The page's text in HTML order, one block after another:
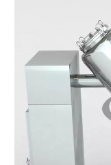
normal
səbəbindən
ayrılması və son
fenomenin qarşısı